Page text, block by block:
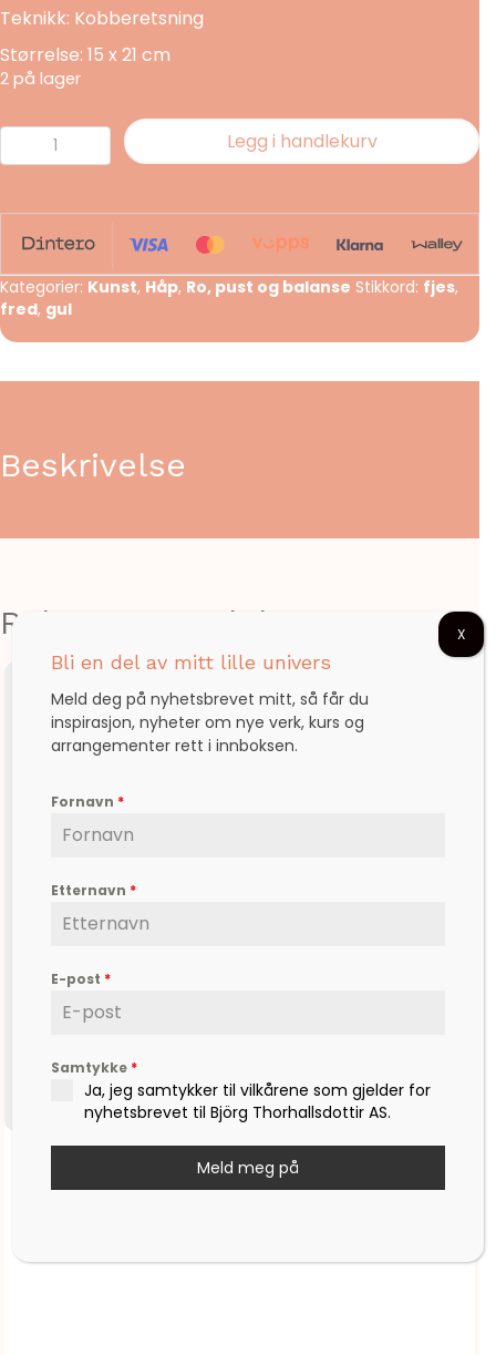
Teknikk: Kobberetsning
Størrelse: 15 x 21 cm
2 på lager
Den
som
fred
med
antall
Legg i handlekurv
Kategorier: Kunst, Håp, Ro, pust og balanse Stikkord: fjes,
fred, gul
Beskrivelse
Relaterte produkter
Stjernetegn Skorpionen
Bli en del av mitt lille univers
Meld deg på nyhetsbrevet mitt, så får du
inspirasjon, nyheter om nye verk, kurs og
arrangementer rett i innboksen.
Fornavn *
Etternavn *
E-post *
Samtykke *
Ja, jeg samtykker til vilkårene som gjelder for
nyhetsbrevet til Björg Thorhallsdottir AS.
Meld meg på
X